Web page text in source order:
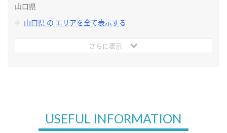
山口県
山口県 の エリアを全て表示する
さらに表示
USEFUL INFORMATION